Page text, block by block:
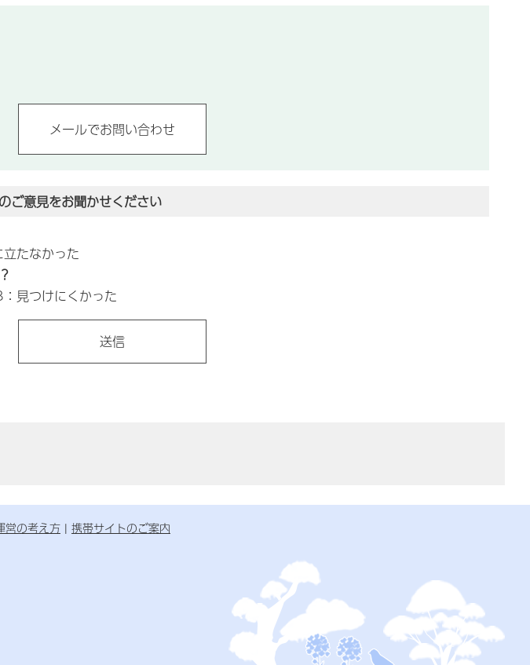
ご意見をお聞かせください
たなかった
見つけにくかった
営の考え方 携帯サイトのご案内